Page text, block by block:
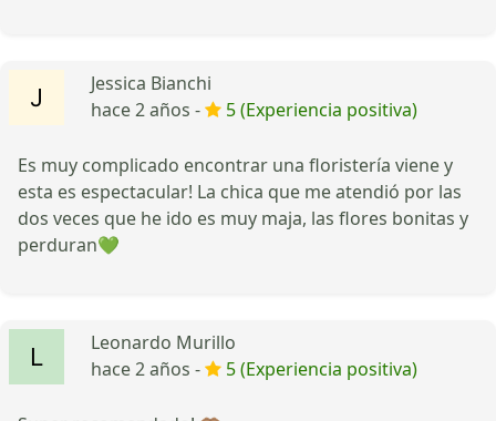
Jessica Bianchi
hace 2 años -
5 (Experiencia positiva)
Es muy complicado encontrar una floristería viene y
esta es espectacular! La chica que me atendió por las
dos veces que he ido es muy maja, las flores bonitas y
perduran💚
Leonardo Murillo
hace 2 años -
5 (Experiencia positiva)